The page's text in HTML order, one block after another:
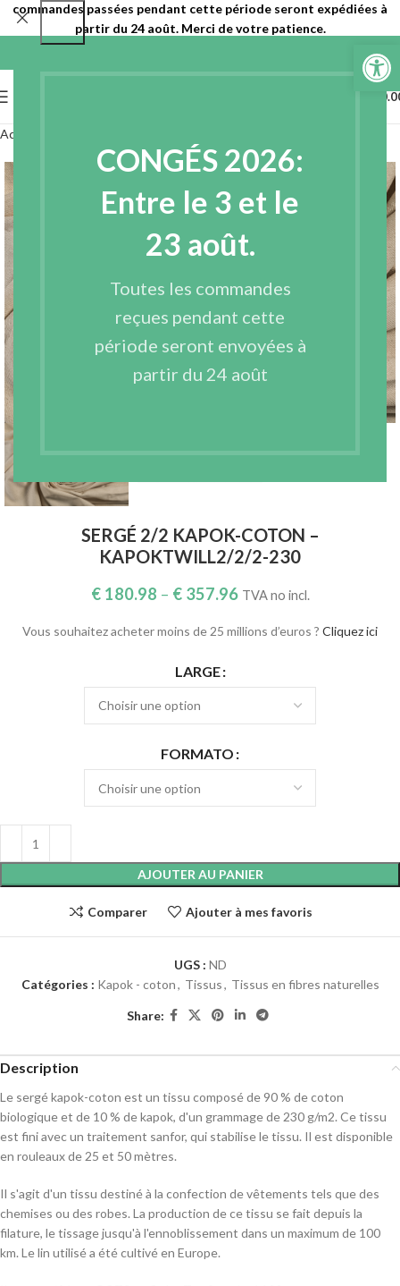
CONGÉS 2026:
Entre le 3 et le
23 août.
Toutes les commandes
reçues pendant cette
période seront envoyées à
partir du 24 août
Ouvrir
Accueil
SERGÉ 2/2 KAPOK-COTON –
KAPOKTWILL2/2/2-230
€180.98 – €357.96 TVA no incl.
Vous souhaitez acheter moins de 25 millions d’euros ? Cliquez ici
LARGE
FORMATO
AJOUTER AU PANIER
Comparer Ajouter à mes favoris
UGS : ND
Catégories : Kapok - coton, Tissus, Tissus en fibres naturelles
Share:
Description
Le sergé kapok-coton est un tissu composé de 90 % de coton
biologique et de 10 % de kapok, d'un grammage de 230 g/m2. Ce tissu
est fini avec un traitement sanfor, qui stabilise le tissu. Il est disponible
en rouleaux de 25 et 50 mètres.
Il s'agit d'un tissu destiné à la confection de vêtements tels que des
chemises ou des robes. La production de ce tissu se fait depuis la
filature, le tissage jusqu'à l'ennoblissement dans un maximum de 100
km. Le lin utilisé a été cultivé en Europe.
commandes passées pendant cette période seront expédiées à
partir du 24 août. Merci de votre patience.